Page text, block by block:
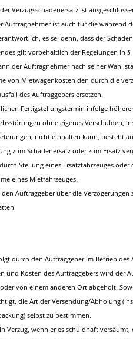
Verzugsschadenersatz ist
Auftragnehmer ist auch für die während
es sei denn, dass der
gilt vorbehaltlich der Regelungen in §
der Auftragnehmer nach seiner Wahl
von Mietwagenkosten den durch die
des Auftraggebers ersetzen.
Fertigstellungstermin infolge
ohne eigenes Verschulden,
nicht einhalten kann, besteht
zum Schadenersatz oder zum Ersatz
Stellung eines Ersatzfahrzeuges
eines Mietfahrzeuges.
Auftraggeber über die
durch den Auftraggeber im Betrieb des
und Kosten des Auftraggebers wird der
von einem anderen Ort abgeholt.
die Art der Versendung/Abholung
selbst zu bestimmen.
Verzug, wenn er es schuldhaft versäumt,